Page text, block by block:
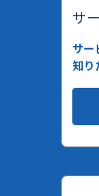
サ
サー
知り